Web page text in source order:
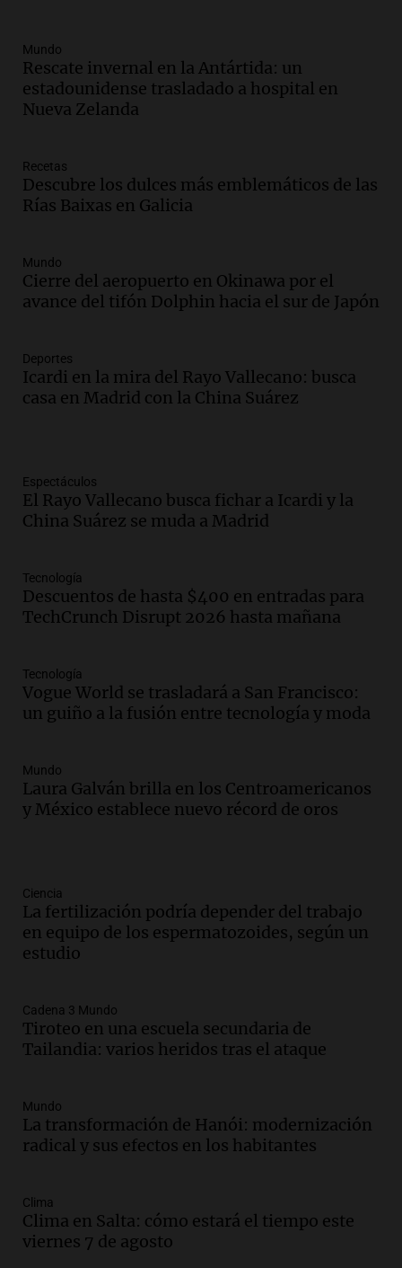
Mundo
Rescate invernal en la Antártida: un
estadounidense trasladado a hospital en
Nueva Zelanda
Recetas
Descubre los dulces más emblemáticos de las
Rías Baixas en Galicia
Mundo
Cierre del aeropuerto en Okinawa por el
avance del tifón Dolphin hacia el sur de Japón
Deportes
Icardi en la mira del Rayo Vallecano: busca
casa en Madrid con la China Suárez
Espectáculos
El Rayo Vallecano busca fichar a Icardi y la
China Suárez se muda a Madrid
Tecnología
Descuentos de hasta $400 en entradas para
TechCrunch Disrupt 2026 hasta mañana
Tecnología
Vogue World se trasladará a San Francisco:
un guiño a la fusión entre tecnología y moda
Mundo
Laura Galván brilla en los Centroamericanos
y México establece nuevo récord de oros
Ciencia
La fertilización podría depender del trabajo
en equipo de los espermatozoides, según un
estudio
Cadena 3 Mundo
Tiroteo en una escuela secundaria de
Tailandia: varios heridos tras el ataque
Mundo
La transformación de Hanói: modernización
radical y sus efectos en los habitantes
Clima
Clima en Salta: cómo estará el tiempo este
viernes 7 de agosto